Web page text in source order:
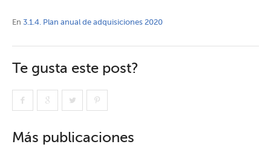
En 3.1.4. Plan anual de adquisiciones 2020
Te gusta este post?
Más publicaciones